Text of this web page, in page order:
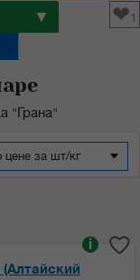
▼ ❤1
"Грана"
цене за шт/кг
i